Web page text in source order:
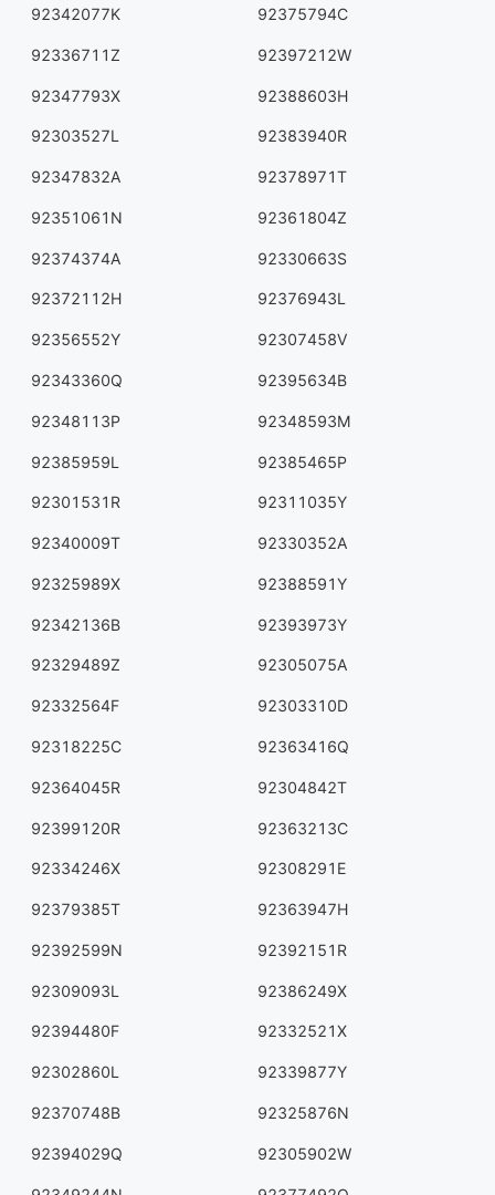
92342077K 92375794C
92336711Z 92397212W
92347793X 92388603H
92303527L 92383940R
92347832A 92378971T
92351061N 92361804Z
92374374A 92330663S
92372112H 92376943L
92356552Y 92307458V
92343360Q 92395634B
92348113P 92348593M
92385959L 92385465P
92301531R 92311035Y
92340009T 92330352A
92325989X 92388591Y
92342136B 92393973Y
92329489Z 92305075A
92332564F 92303310D
92318225C 92363416Q
92364045R 92304842T
92399120R 92363213C
92334246X 92308291E
92379385T 92363947H
92392599N 92392151R
92309093L 92386249X
92394480F 92332521X
92302860L 92339877Y
92370748B 92325876N
92394029Q 92305902W